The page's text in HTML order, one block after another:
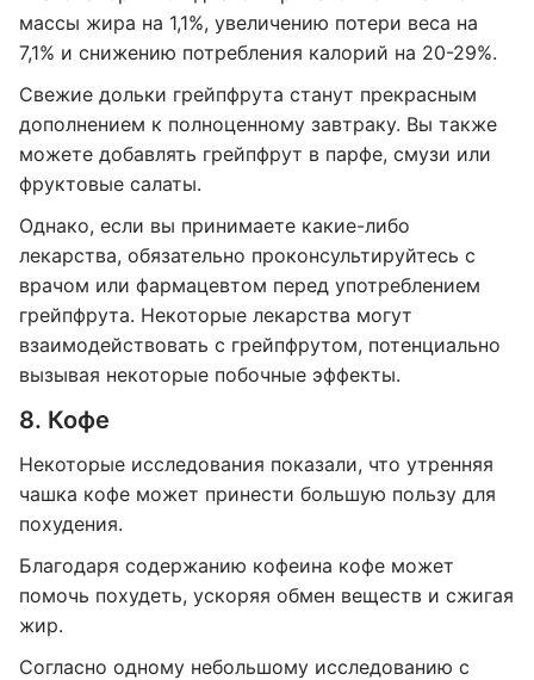
массы жира на 1,1%, увеличению потери веса на
7,1% и снижению потребления калорий на 20-29%.
Свежие дольки грейпфрута станут прекрасным
дополнением к полноценному завтраку. Вы также
можете добавлять грейпфрут в парфе, смузи или
фруктовые салаты.
Однако, если вы принимаете какие-либо
лекарства, обязательно проконсультируйтесь с
врачом или фармацевтом перед употреблением
грейпфрута. Некоторые лекарства могут
взаимодействовать с грейпфрутом, потенциально
вызывая некоторые побочные эффекты.
8. Кофе
Некоторые исследования показали, что утренняя
чашка кофе может принести большую пользу для
похудения.
Благодаря содержанию кофеина кофе может
помочь похудеть, ускоряя обмен веществ и сжигая
жир.
Согласно одному небольшому исследованию с